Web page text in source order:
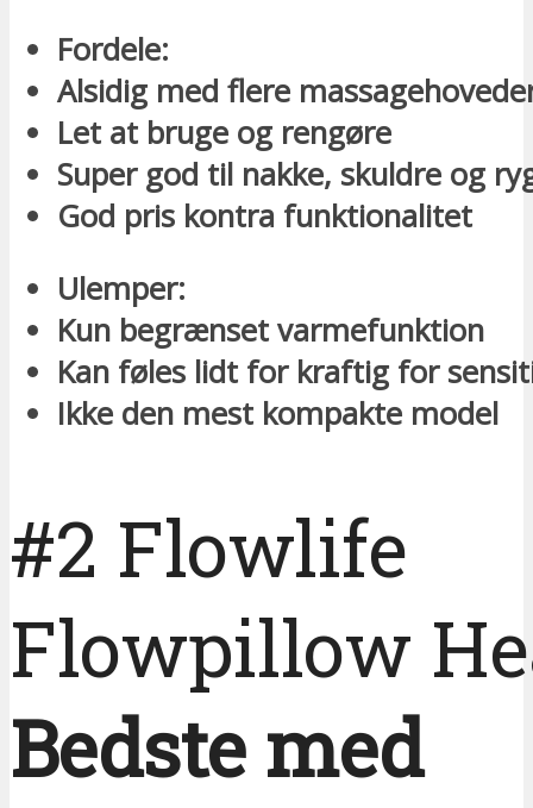
Fordele:
Alsidig med flere
Let at bruge og rengøre
Super god til nakke, skuldre og
God pris kontra funktionalitet
Ulemper:
Kun begrænset varmefunktion
Kan føles lidt for kraftig for
Ikke den mest kompakte model
#2 Flowlife
Flowpillow
Bedste med